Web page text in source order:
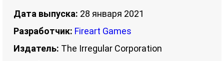
Дата выпуска: 28 января 2021
Разработчик: Fireart Games
Издатель: The Irregular Corporation